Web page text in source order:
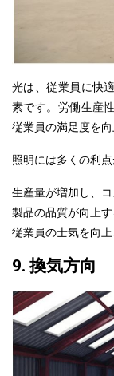
光は、従業員に快
素です。労働生産
従業員の満足度を向
照明には多くの利点
生産量が増加し、
製品の品質が向上す
従業員の士気を向
9. 換気方向